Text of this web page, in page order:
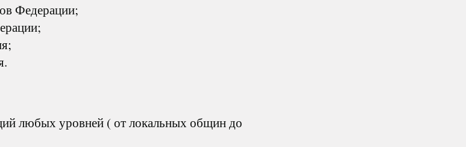
Федерации;
любых уровней ( от локальных общин до